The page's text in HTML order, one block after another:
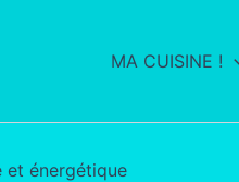
MA CUISINE !
et énergétique